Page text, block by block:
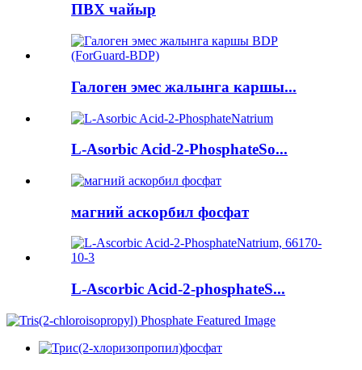
ПВХ чайыр
Галоген эмес жалынга каршы...
L-Asorbic Acid-2-PhosphateSo...
магний аскорбил фосфат
L-Ascorbic Acid-2-phosphateS...